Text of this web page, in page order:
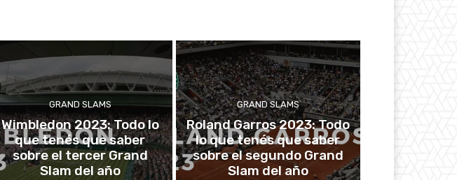
GRAND SLAMS
Wimbledon 2023: Todo lo
que tenés que saber
sobre el tercer Grand
Slam del año
GRAND SLAMS
Roland Garros 2023: Todo
lo que tenés que saber
sobre el segundo Grand
Slam del año